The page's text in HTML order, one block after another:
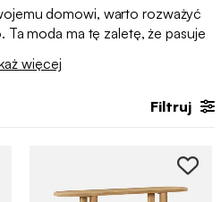
domowi, warto rozważyć
moda ma tę zaletę, że pasuje
a nawet w sypialni. W sklepie
więcej
Filtruj